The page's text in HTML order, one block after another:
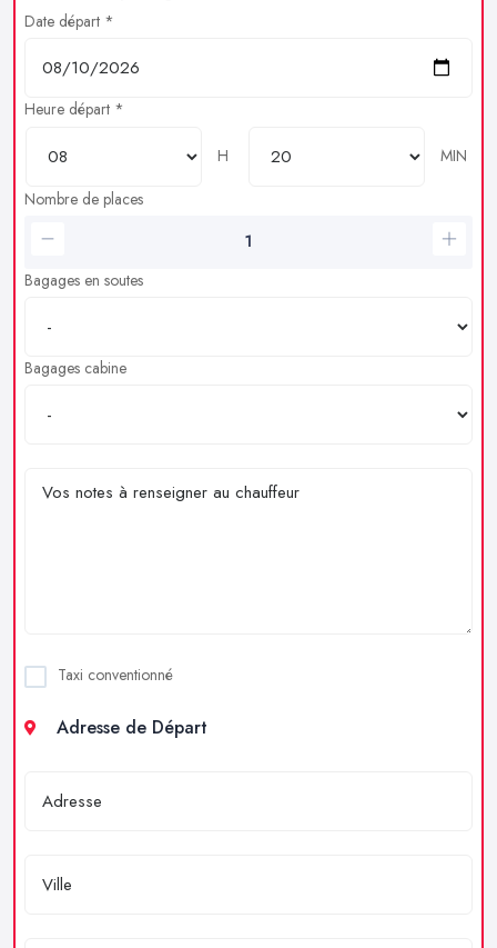
Date départ *
Heure départ *
H
MIN
Nombre de places
Bagages en soutes
Bagages cabine
Taxi conventionné
Adresse de Départ